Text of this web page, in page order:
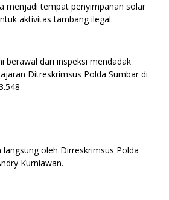
menjadi tempat penyimpanan solar
aktivitas tambang ilegal.
berawal dari inspeksi mendadak
Ditreskrimsus Polda Sumbar di
oleh Dirreskrimsus Polda
Kurniawan.